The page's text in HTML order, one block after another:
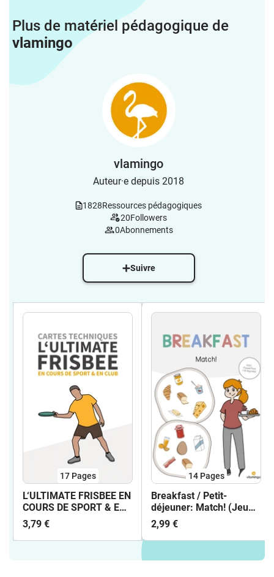
Plus de matériel pédagogique de
vlamingo
vlamingo
Auteur·e depuis 2018
1828Ressources pédagogiques
20Followers
0Abonnements
Suivre
17 Pages
L‘ULTIMATE FRISBEE EN
COURS DE SPORT & EN
CLUB - CARTES
TECHNIQUES
3,79 €
14 Pages
Breakfast / Petit-
déjeuner: Match! (Jeu
pour le cours d'anglais)
2,99 €